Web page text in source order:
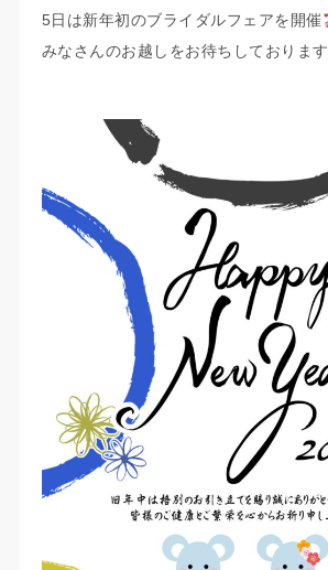
5日は新年初のブライダルフェアを開催
みなさんのお越しをお待ちしております